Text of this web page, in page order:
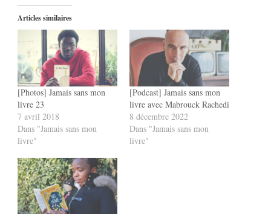
Articles similaires
[Photos] Jamais sans mon
livre 23
7 avril 2018
Dans "Jamais sans mon
livre"
[Podcast] Jamais sans mon
livre avec Mabrouck Rachedi
8 décembre 2022
Dans "Jamais sans mon
livre"